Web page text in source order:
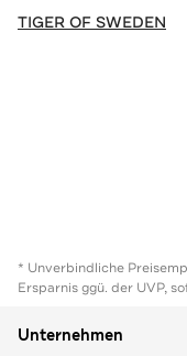
TIGER OF SWEDEN
* Unverbindliche
Ersparnis ggü. der UVP,
Unternehmen